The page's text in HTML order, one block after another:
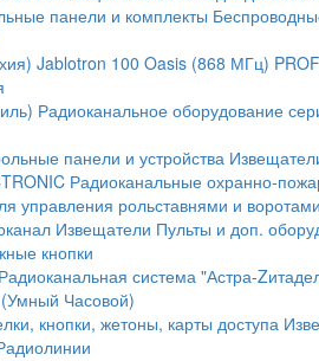
панели и комплекты
Jablotron 100 Oasis (868 МГц)
Радиоканальное оборудование
панели и устройства
Радиоканальные охранно-
управления рольставнями и воротами
Извещатели Пульты и доп.
кнопки
Радиоканальная система "Астра-
Часовой)
кнопки, жетоны, карты доступа